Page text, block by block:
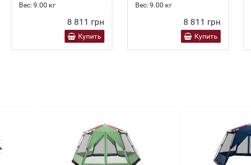
Вес:9.00 кг
8 811 грн
Купить
Вес:9.00 кг
8 811 грн
Купить